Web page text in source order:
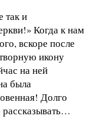
так и
Когда к нам
вскоре после
икону
на ней
была
Долго